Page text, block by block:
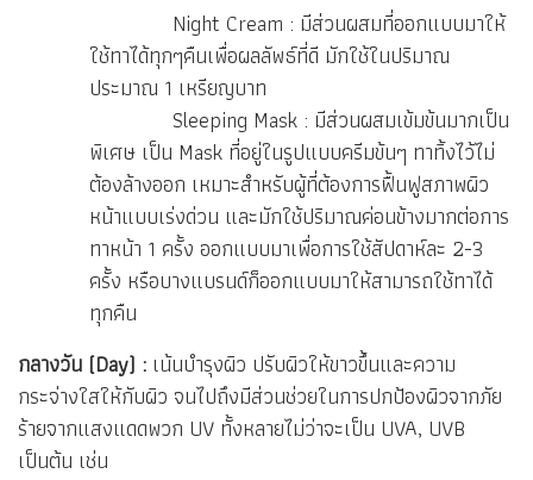
Night Cream : มีส่วนผสมที่ออกแบบมาให้
ใช้ทาได้ทุกๆคืนเพื่อผลลัพธ์ที่ดี มักใช้ในปริมาณ
ประมาณ 1 เหรียญบาท
Sleeping Mask : มีส่วนผสมเข้มข้นมากเป็น
พิเศษ เป็น Mask ที่อยู่ในรูปแบบครีมข้นๆ ทาทิ้งไว้ไม่
ต้องล้างออก เหมาะสำหรับผู้ที่ต้องการฟื้นฟูสภาพผิว
หน้าแบบเร่งด่วน และมักใช้ปริมาณค่อนข้างมากต่อการ
ทาหน้า 1 ครั้ง ออกแบบมาเพื่อการใช้สัปดาห์ละ 2-3
ครั้ง หรือบางแบรนด์ก็ออกแบบมาให้สามารถใช้ทาได้
ทุกคืน
กลางวัน (Day) : เน้นบำรุงผิว ปรับผิวให้ขาวขึ้นและความ
กระจ่างใสให้กับผิว จนไปถึงมีส่วนช่วยในการปกป้องผิวจากภัย
ร้ายจากแสงแดดพวก UV ทั้งหลายไม่ว่าจะเป็น UVA, UVB
เป็นต้น เช่น